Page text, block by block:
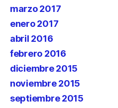
marzo 2017
enero 2017
abril 2016
febrero 2016
diciembre 2015
noviembre 2015
septiembre 2015